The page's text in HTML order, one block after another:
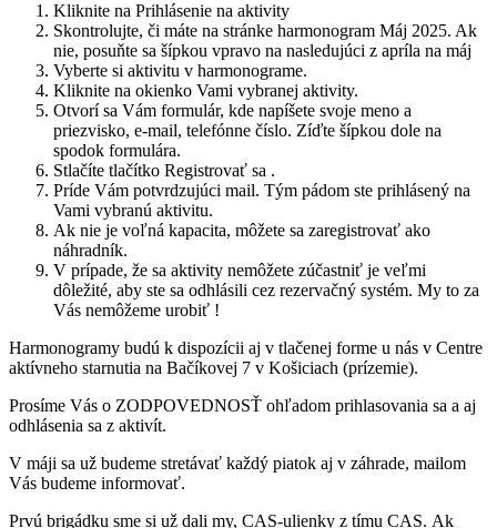
Kliknite na Prihlásenie na aktivity
Skontrolujte, či máte na stránke harmonogram Máj 2025. Ak
nie, posuňte sa šípkou vpravo na nasledujúci z apríla na máj
Vyberte si aktivitu v harmonograme.
Kliknite na okienko Vami vybranej aktivity.
Otvorí sa Vám formulár, kde napíšete svoje meno a
priezvisko, e-mail, telefónne číslo. Zíďte šípkou dole na
spodok formulára.
Stlačíte tlačítko Registrovať sa .
Príde Vám potvrdzujúci mail. Tým pádom ste prihlásený na
Vami vybranú aktivitu.
Ak nie je voľná kapacita, môžete sa zaregistrovať ako
náhradník.
V prípade, že sa aktivity nemôžete zúčastniť je veľmi
dôležité, aby ste sa odhlásili cez rezervačný systém. My to za
Vás nemôžeme urobiť !
Harmonogramy budú k dispozícii aj v tlačenej forme u nás v Centre
aktívneho starnutia na Bačíkovej 7 v Košiciach (prízemie).
Prosíme Vás o ZODPOVEDNOSŤ ohľadom prihlasovania sa a aj
odhlásenia sa z aktivít.
V máji sa už budeme stretávať každý piatok aj v záhrade, mailom
Vás budeme informovať.
Prvú brigádku sme si už dali my, CAS-ulienky z tímu CAS. Ak